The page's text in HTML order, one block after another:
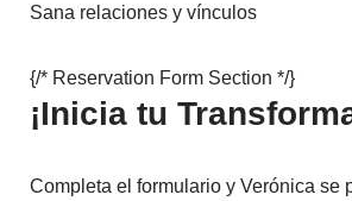
Sana relaciones y vínculos
{/* Reservation Form Section */}
¡Inicia tu
Completa el formulario y Verónica se